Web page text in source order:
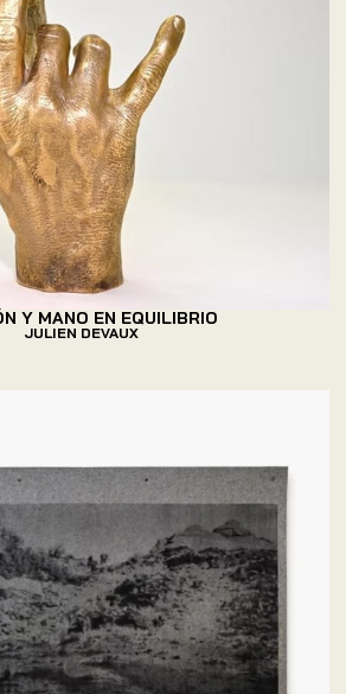
Y MANO EN EQUILIBRIO
JULIEN DEVAUX